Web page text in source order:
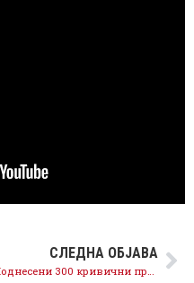
СЛЕДНА ОБЈАВА